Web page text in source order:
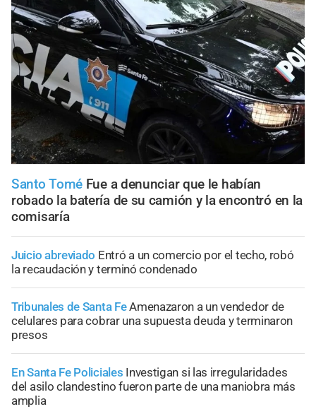
Santo Tomé Fue a denunciar que le habían
robado la batería de su camión y la encontró en la
comisaría
Juicio abreviado Entró a un comercio por el techo, robó
la recaudación y terminó condenado
Tribunales de Santa FeAmenazaron a un vendedor de
celulares para cobrar una supuesta deuda y terminaron
presos
En Santa Fe Policiales Investigan si las irregularidades
del asilo clandestino fueron parte de una maniobra más
amplia